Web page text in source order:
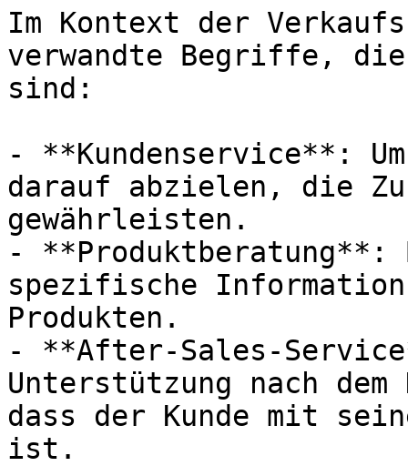
Im Kontext der
verwandte Begriffe,
sind:
- **Kundenservice**:
darauf abzielen, die
gewährleisten.
-
spezifische Information
Produkten.
- **After-Sales-
Unterstützung nach
dass der Kunde mit
ist.